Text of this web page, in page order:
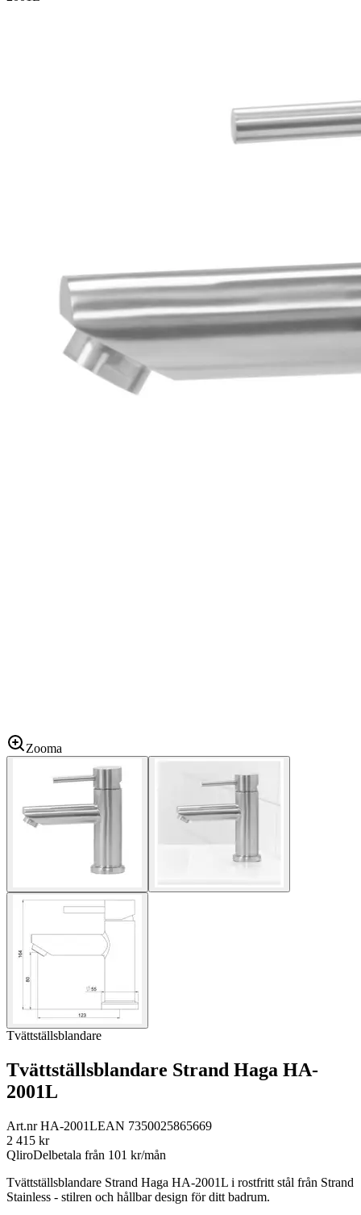
Zooma
Tvättställsblandare
Tvättställsblandare Strand Haga HA-
2001L
Art.nrHA-2001LEAN 7350025865669
2 415 kr
QliroDelbetala från 101 kr/mån
Tvättställsblandare Strand Haga HA-2001L i rostfritt stål från Strand
Stainless - stilren och hållbar design för ditt badrum.